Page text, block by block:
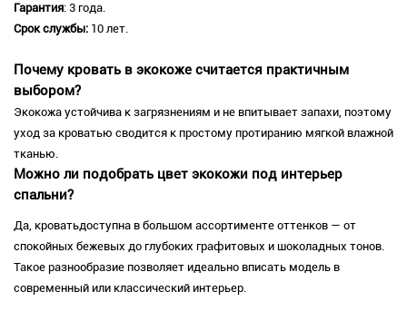
Гарантия: 3 года.
Срок службы: 10 лет.
Почему кровать в экокоже считается практичным
выбором?
Экокожа устойчива к загрязнениям и не впитывает запахи, поэтому
уход за кроватью сводится к простому протиранию мягкой влажной
тканью.
Можно ли подобрать цвет экокожи под интерьер
спальни?
Да, кроватьдоступна в большом ассортименте оттенков — от
спокойных бежевых до глубоких графитовых и шоколадных тонов.
Такое разнообразие позволяет идеально вписать модель в
современный или классический интерьер.